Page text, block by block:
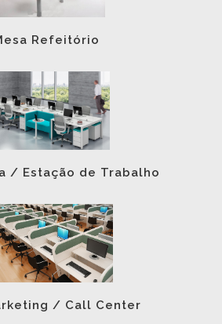
Refeitório
/ Estação de Trabalho
/ Call Center